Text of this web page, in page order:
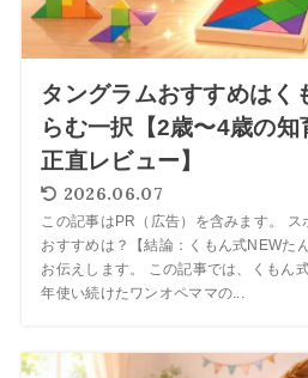
タングラムおすすめはく
らむ一択【2歳〜4歳の知
正直レビュー】
2026.06.07
この記事はPR（広告）を含みます。 ス
おすすめは？【結論：くもん式NEWた
お伝えします。 この記事では、くもん
年使い続けたワンオペママの...